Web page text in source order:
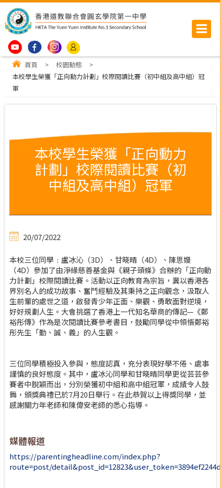
首頁 > 校園動態
>
本校學生榮獲「正向動力計劃」校際閱讀比賽（初中組及高中組）冠
軍
本校學生榮獲「正向動力
計劃」校際閱讀比賽（初
中組及高中組）冠軍
20/07/2022
本校三位同學﹕盧冰沁（3D）、甘晓晴（4D）、陳思嫚
（4D）參加了由淨緣慈善基金與《親子頭條》合辦的「正向動
力計劃」校際閱讀比賽。活動以正向教育為宗旨，冀以香港各
界別名人的成功故事、奮鬥經驗及其秉持之正向觀念，汲取人
生前輩的處世之道，啟發青少年正面、樂觀、勇敢面對逆境，
好好規劃人生。大會挑選了香港上一代知名華商的傳記—《鄭
裕彤傳》作為是次閱讀比賽參考書目，鼓勵同學從中領悟鄭裕
彤先生「勤、誠、義」的人生觀。
三位同學積極投入參與，態度認真，充分表現好學不倦、處事
謹慎的良好態度。其中，盧冰沁同學和甘晓晴同學更從芸芸參
賽者中脫穎而出，分別榮獲初中組和高中組冠軍，成績令人鼓
舞，頒獎典禮已於7月20日舉行。在此恭賀以上得獎同學，並
感謝關力年老師和陳偉安老師的悉心指導。
媒體報道
https://parentingheadline.com/index.php?
route=post/